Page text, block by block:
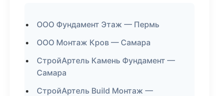
ООО Фундамент Этаж — Пермь
ООО Монтаж Кров — Самара
СтройАртель Камень Фундамент —
Самара
СтройАртель Build Монтаж —